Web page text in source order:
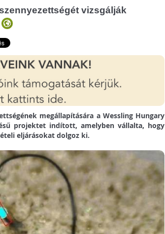
vizsgálják
megállapítására a Wessling Hungary
projektet indított, amelyben vállalta, hogy
eljárásokat dolgoz ki.